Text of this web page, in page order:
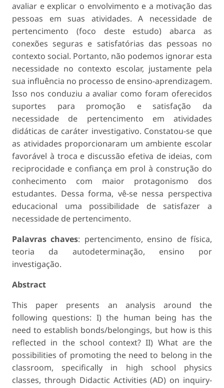
avaliar e explicar o envolvimento e a motivação das
pessoas em suas atividades. A necessidade de
pertencimento (foco deste estudo) abarca as
conexões seguras e satisfatórias das pessoas no
contexto social. Portanto, não podemos ignorar esta
necessidade no contexto escolar, justamente pela
sua influência no processo de ensino-aprendizagem.
Isso nos conduziu a avaliar como foram oferecidos
suportes para promoção e satisfação da
necessidade de pertencimento em atividades
didáticas de caráter investigativo. Constatou-se que
as atividades proporcionaram um ambiente escolar
favorável à troca e discussão efetiva de ideias, com
reciprocidade e confiança em prol à construção do
conhecimento com maior protagonismo dos
estudantes. Dessa forma, vê-se nessa perspectiva
educacional uma possibilidade de satisfazer a
necessidade de pertencimento.
Palavras chaves: pertencimento, ensino de física,
teoria da autodeterminação, ensino por
investigação.
Abstract
This paper presents an analysis around the
following questions: I) the human being has the
need to establish bonds/belongings, but how is this
reflected in the school context? II) What are the
possibilities of promoting the need to belong in the
classroom, specifically in high school physics
classes, through Didactic Activities (AD) on inquiry-